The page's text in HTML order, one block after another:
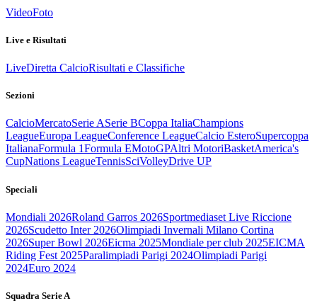
VideoFoto
Live e Risultati
LiveDiretta CalcioRisultati e Classifiche
Sezioni
CalcioMercatoSerie ASerie BCoppa ItaliaChampions
LeagueEuropa LeagueConference LeagueCalcio EsteroSupercoppa
ItalianaFormula 1Formula EMotoGPAltri MotoriBasketAmerica's
CupNations LeagueTennisSciVolleyDrive UP
Speciali
Mondiali 2026Roland Garros 2026Sportmediaset Live Riccione
2026Scudetto Inter 2026Olimpiadi Invernali Milano Cortina
2026Super Bowl 2026Eicma 2025Mondiale per club 2025EICMA
Riding Fest 2025Paralimpiadi Parigi 2024Olimpiadi Parigi
2024Euro 2024
Squadra Serie A